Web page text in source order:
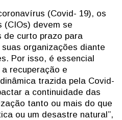
(Covid- 19), os
(CIOs) devem se
de curto prazo para
organizações diante
Por isso, é essencial
recuperação e
trazida pela Covid-
a continuidade das
tanto ou mais do que
ou um desastre natural”,